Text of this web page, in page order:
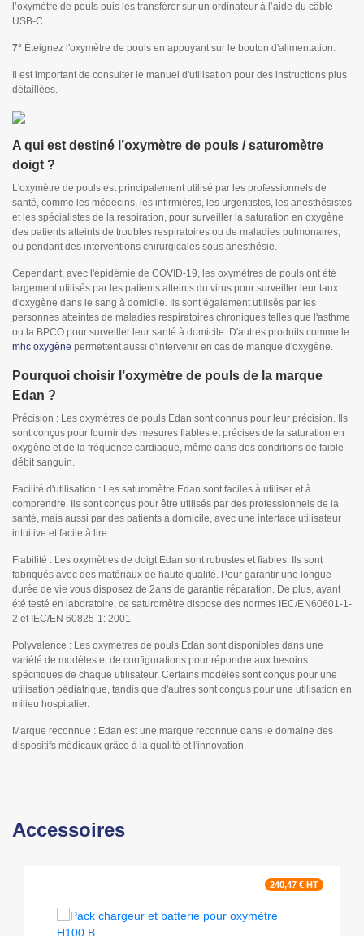
l’oxymètre de pouls puis les transférer sur un ordinateur à l’aide du câble
USB-C
7° Éteignez l'oxymètre de pouls en appuyant sur le bouton d'alimentation.
Il est important de consulter le manuel d'utilisation pour des instructions plus
détaillées.
A qui est destiné l’oxymètre de pouls / saturomètre
doigt ?
L'oxymètre de pouls est principalement utilisé par les professionnels de
santé, comme les médecins, les infirmières, les urgentistes, les anesthésistes
et les spécialistes de la respiration, pour surveiller la saturation en oxygène
des patients atteints de troubles respiratoires ou de maladies pulmonaires,
ou pendant des interventions chirurgicales sous anesthésie.
Cependant, avec l'épidémie de COVID-19, les oxymètres de pouls ont été
largement utilisés par les patients atteints du virus pour surveiller leur taux
d'oxygène dans le sang à domicile. Ils sont également utilisés par les
personnes atteintes de maladies respiratoires chroniques telles que l'asthme
ou la BPCO pour surveiller leur santé à domicile. D'autres produits comme le
mhc oxygène permettent aussi d'intervenir en cas de manque d'oxygène.
Pourquoi choisir l’oxymètre de pouls de la marque
Edan ?
Précision : Les oxymètres de pouls Edan sont connus pour leur précision. Ils
sont conçus pour fournir des mesures fiables et précises de la saturation en
oxygène et de la fréquence cardiaque, même dans des conditions de faible
débit sanguin.
Facilité d'utilisation : Les saturomètre Edan sont faciles à utiliser et à
comprendre. Ils sont conçus pour être utilisés par des professionnels de la
santé, mais aussi par des patients à domicile, avec une interface utilisateur
intuitive et facile à lire.
Fiabilité : Les oxymètres de doigt Edan sont robustes et fiables. Ils sont
fabriqués avec des matériaux de haute qualité. Pour garantir une longue
durée de vie vous disposez de 2ans de garantie réparation. De plus, ayant
été testé en laboratoire, ce saturomètre dispose des normes IEC/EN60601-1-
2 et IEC/EN 60825-1: 2001
Polyvalence : Les oxymètres de pouls Edan sont disponibles dans une
variété de modèles et de configurations pour répondre aux besoins
spécifiques de chaque utilisateur. Certains modèles sont conçus pour une
utilisation pédiatrique, tandis que d'autres sont conçus pour une utilisation en
milieu hospitalier.
Marque reconnue : Edan est une marque reconnue dans le domaine des
dispositifs médicaux grâce à la qualité et l'innovation.
Accessoires
240,47 € HT